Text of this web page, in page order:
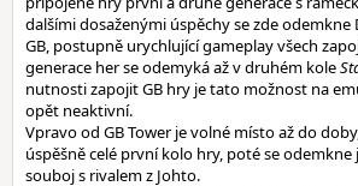
dalšími dosaženými úspěchy se zde odemkne
GB, postupně urychlující gameplay všech
generace her se odemyká až v druhém kole
nutnosti zapojit GB hry je tato možnost na
opět neaktivní.
Vpravo od GB Tower je volné místo až do
úspěšně celé první kolo hry, poté se
souboj s rivalem z Johto.